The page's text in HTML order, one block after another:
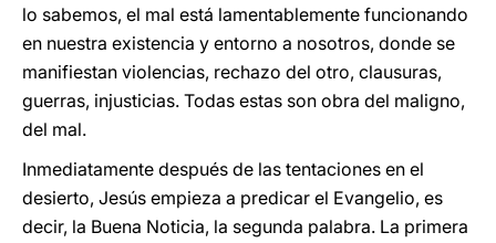
lo sabemos, el mal está lamentablemente funcionando
en nuestra existencia y entorno a nosotros, donde se
manifiestan violencias, rechazo del otro, clausuras,
guerras, injusticias. Todas estas son obra del maligno,
del mal.
Inmediatamente después de las tentaciones en el
desierto, Jesús empieza a predicar el Evangelio, es
decir, la Buena Noticia, la segunda palabra. La primera